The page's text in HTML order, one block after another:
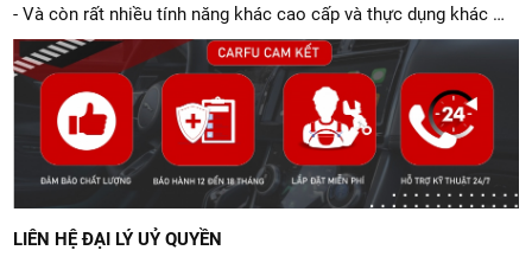
- Và còn rất nhiều tính năng khác cao cấp và thực dụng khác …
LIÊN HỆ ĐẠI LÝ UỶ QUYỀN